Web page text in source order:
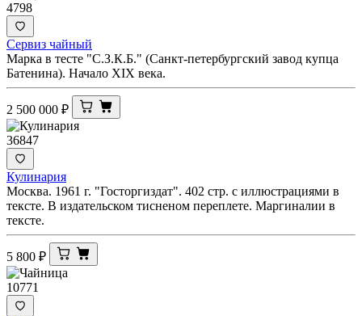
4798
Сервиз чайный
Марка в тесте "С.З.К.Б." (Санкт-петербургский завод купца
Батенина). Начало XIX века.
2 500 000 ₽
36847
Кулинария
Москва. 1961 г. "Госторгиздат". 402 стр. с иллюстрациями в
тексте. В издательском тисненом переплете. Маргиналии в
тексте.
5 800 ₽
10771